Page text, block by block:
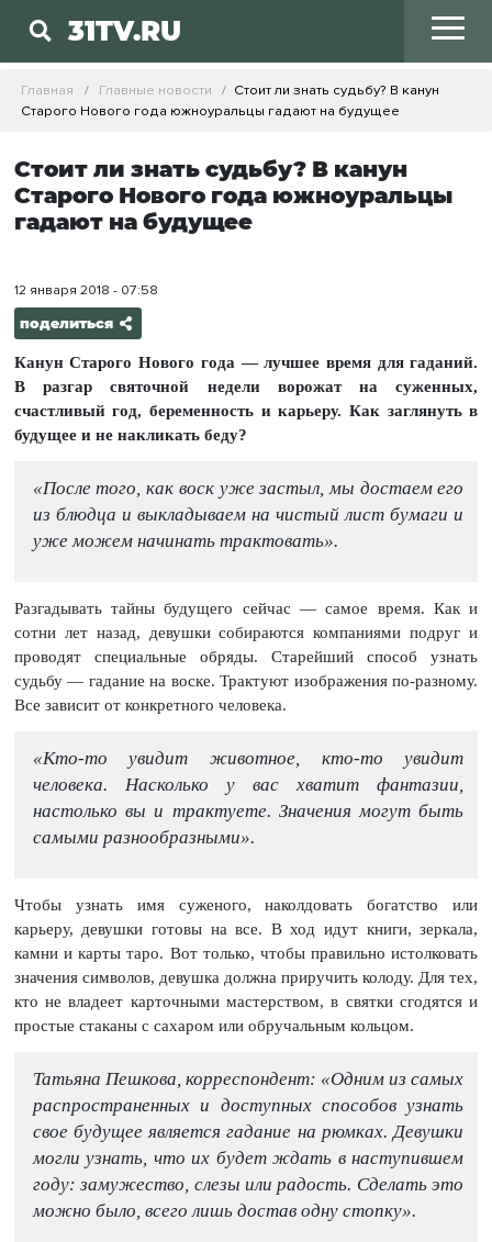
31TV.RU
Главная Главные новости
Стоит ли знать судьбу? В канун
Старого Нового года южноуральцы гадают на будущее
Стоит ли знать судьбу? В канун
Старого Нового года южноуральцы
гадают на будущее
12 января 2018 - 07:58
поделиться
Канун Старого Нового года — лучшее время для гаданий.
В разгар святочной недели ворожат на суженных,
счастливый год, беременность и карьеру. Как заглянуть в
будущее и не накликать беду?
«После того, как воск уже застыл, мы достаем его
из блюдца и выкладываем на чистый лист бумаги и
уже можем начинать трактовать».
Разгадывать тайны будущего сейчас — самое время. Как и
сотни лет назад, девушки собираются компаниями подруг и
проводят специальные обряды. Старейший способ узнать
судьбу — гадание на воске. Трактуют изображения по-разному.
Все зависит от конкретного человека.
«Кто-то увидит животное, кто-то увидит
человека. Насколько у вас хватит фантазии,
настолько вы и трактуете. Значения могут быть
самыми разнообразными».
Чтобы узнать имя суженого, наколдовать богатство или
карьеру, девушки готовы на все. В ход идут книги, зеркала,
камни и карты таро. Вот только, чтобы правильно истолковать
значения символов, девушка должна приручить колоду. Для тех,
кто не владеет карточными мастерством, в святки сгодятся и
простые стаканы с сахаром или обручальным кольцом.
Татьяна Пешкова, корреспондент: «Одним из самых
распространенных и доступных способов узнать
свое будущее является гадание на рюмках. Девушки
могли узнать, что их будет ждать в наступившем
году: замужество, слезы или радость. Сделать это
можно было, всего лишь достав одну стопку».